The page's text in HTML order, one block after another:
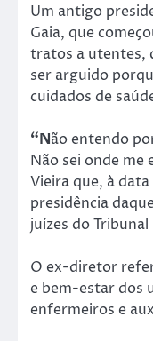
Um antigo
Gaia, que
tratos a utentes,
ser arguido
cuidados de
“Não entendo
Não sei onde me
Vieira que, à
presidência
juízes do
O ex-diretor
e bem-estar dos
enfermeiros e